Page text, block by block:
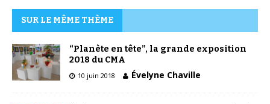
SUR LE MÊME THÈME
“Planète en tête”, la grande exposition
2018 du CMA
10 juin 2018 Évelyne Chaville